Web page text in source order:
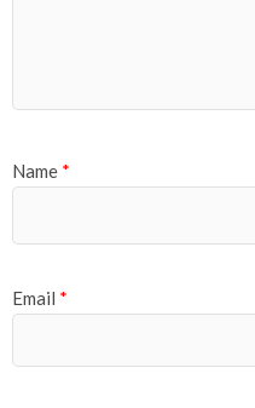
Name *
Email *